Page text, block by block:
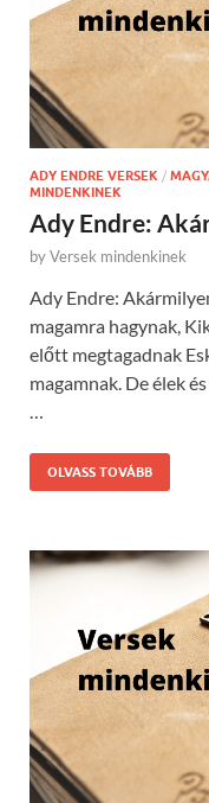
ADY ENDRE VERSEK /
MINDENKINEK
Ady Endre:
byVersek mindenkinek
Ady Endre:
magamra hagynak,
előtt megtagadnak
magamnak. De élek
…
OLVASS TOVÁBB